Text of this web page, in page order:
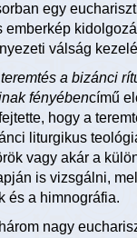
egy
emberkép
válság
a bizánci
fényébencímű
hogy a
liturgikus
vagy akár a
is vizsgálni,
és a himnográfia.
nagy